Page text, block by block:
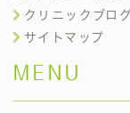
クリニックブロ
サイトマップ
MENU